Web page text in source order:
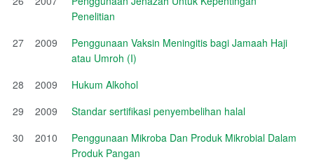
Penelitian
27
2009
Penggunaan Vaksin Meningitis bagi Jamaah Haji
atau Umroh (I)
28
2009
Hukum Alkohol
29
2009
Standar sertifikasi penyembelihan halal
30
2010
Penggunaan Mikroba Dan Produk Mikrobial Dalam
Produk Pangan